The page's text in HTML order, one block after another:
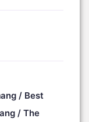
/ Best
/ The